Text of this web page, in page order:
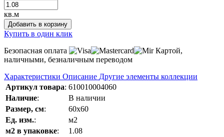
кв.м
Добавить в корзину
Купить в один клик
Безопасная оплата
Картой,
наличными, безналичным переводом
Характеристики Описание Другие элементы коллекции
Артикул товара: 610010004060
Наличие:
В наличии
Размер, см:
60x60
Ед. изм.:
м2
м2 в упаковке:
1.08